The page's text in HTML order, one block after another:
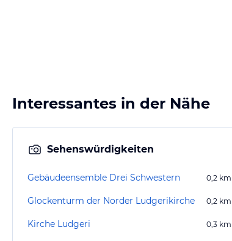
Interessantes in der Nähe
Sehenswürdigkeiten
Gebäudeensemble Drei Schwestern 0,2 km
Glockenturm der Norder Ludgerikirche 0,2 km
Kirche Ludgeri 0,3 km